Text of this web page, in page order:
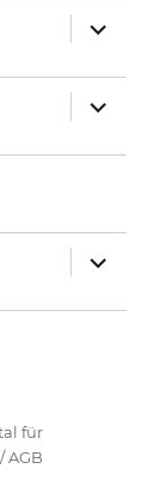
anzeigen
anzeigen
anzeigen
für
/AGB